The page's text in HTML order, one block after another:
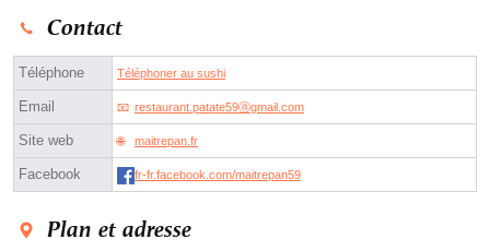
Contact
Téléphone Téléphoner au sushi
Email restaurant.patate59ⓐgmail.com
Site web maitrepan.fr
Facebook fr-fr.facebook.com/maitrepan59
Plan et adresse